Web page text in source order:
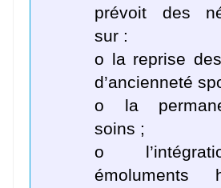
prévoit des
sur :
o la reprise
d’ancienneté
o la
soins ;
o
émoluments